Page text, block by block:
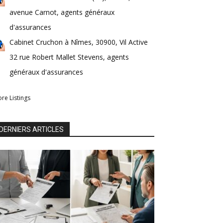
avenue Carnot, agents généraux
d'assurances
Cabinet Cruchon à Nîmes, 30900, Vil Active
32 rue Robert Mallet Stevens, agents
généraux d'assurances
Listings
ARTICLES